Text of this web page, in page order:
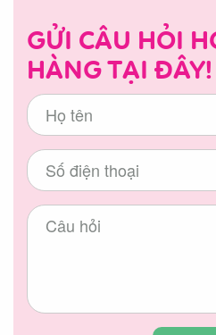
GỬI CÂU HỎI
HÀNG TẠI ĐÂY!